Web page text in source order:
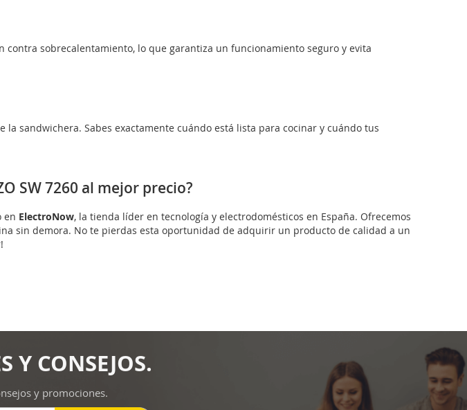
sobrecalentamiento, lo que garantiza un funcionamiento seguro y evita
la sandwichera. Sabes exactamente cuándo está lista para cocinar y cuándo tus
SW 7260 al mejor precio?
en ElectroNow, la tienda líder en tecnología y electrodomésticos en España. Ofrecemos
sin demora. No te pierdas esta oportunidad de adquirir un producto de calidad a un
Y CONSEJOS.
y promociones.